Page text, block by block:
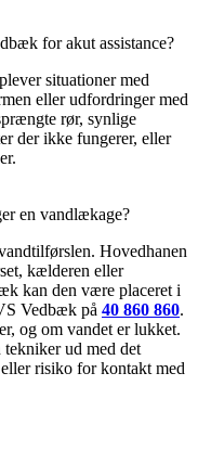
for akut assistance?
situationer med
eller udfordringer med
rør, synlige
der ikke fungerer, eller
en vandlækage?
Hovedhanen
kælderen eller
kan den være placeret i
Vedbæk på 40 860 860.
og om vandet er lukket.
tekniker ud med det
risiko for kontakt med